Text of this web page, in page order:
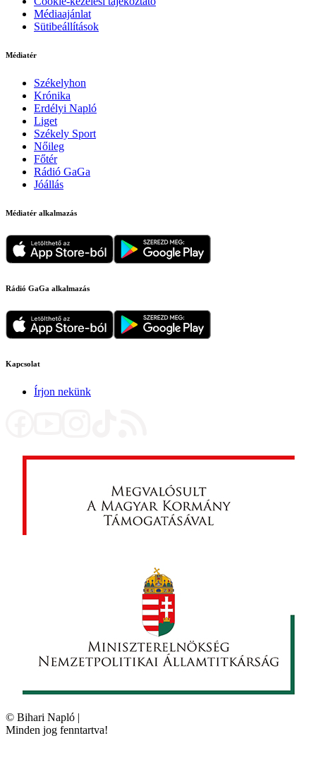
Médiaajánlat
Sütibeállítások
Médiatér
Székelyhon
Krónika
Erdélyi Napló
Liget
Székely Sport
Nőileg
Főtér
Rádió GaGa
Jóállás
Médiatér alkalmazás
Rádió GaGa alkalmazás
Kapcsolat
Írjon nekünk
© Bihari Napló |
Minden jog fenntartva!